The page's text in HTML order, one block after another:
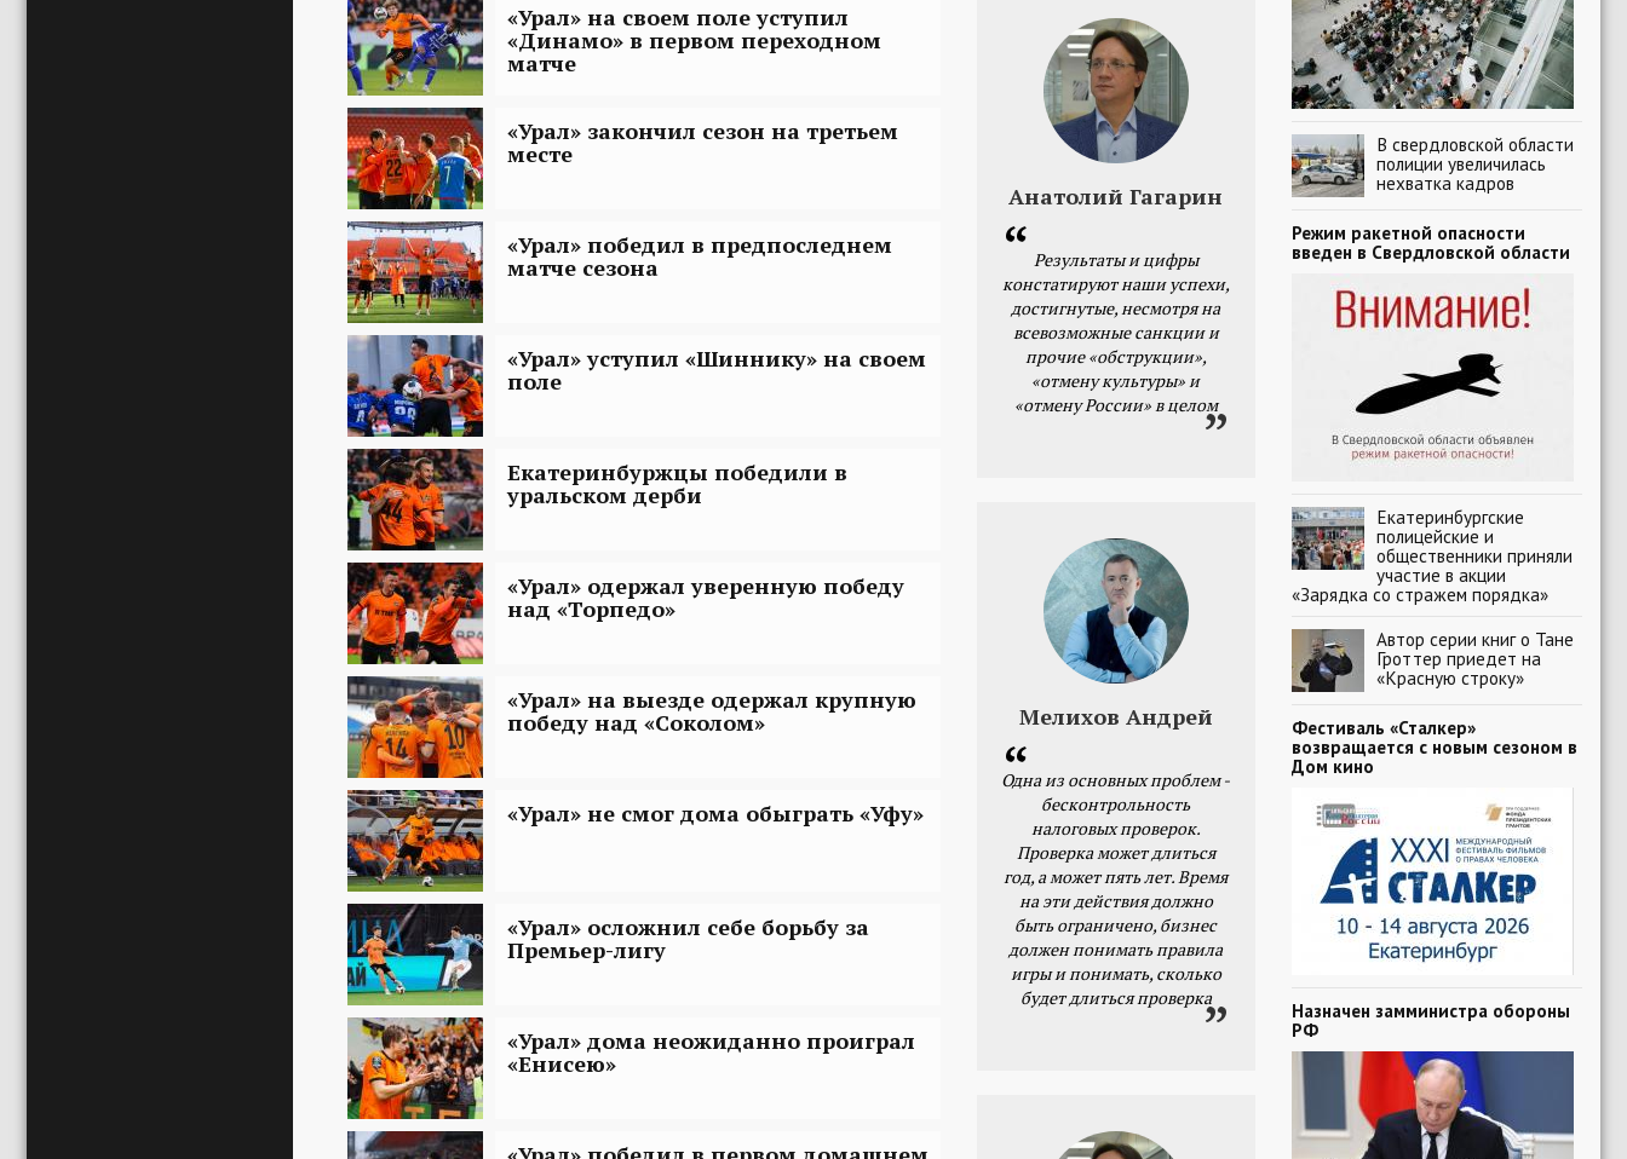
«Урал» на своем поле уступил
«Динамо» в первом переходном
матче
«Урал» закончил сезон на третьем
месте
«Урал» победил в предпоследнем
матче сезона
«Урал» уступил «Шиннику» на своем
поле
Екатеринбуржцы победили в
уральском дерби
«Урал» одержал уверенную победу
над «Торпедо»
«Урал» на выезде одержал крупную
победу над «Соколом»
«Урал» не смог дома обыграть «Уфу»
«Урал» осложнил себе борьбу за
Премьер-лигу
«Урал» дома неожиданно проиграл
«Енисею»
Анатолий Гагарин
Результаты и цифры
констатируют наши успехи,
достигнутые, несмотря на
всевозможные санкции и
прочие «обструкции»,
«отмену культуры» и
«отмену России» в целом
Мелихов Андрей
Одна из основных проблем -
бесконтрольность
налоговых проверок.
Проверка может длиться
год, а может пять лет. Время
на эти действия должно
быть ограничено, бизнес
должен понимать правила
игры и понимать, сколько
будет длиться проверка
В свердловской области
полиции увеличилась
нехватка кадров
Режим ракетной опасности
введен в Свердловской области
Екатеринбургские
полицейские и
общественники приняли
участие в акции
«Зарядка со стражем порядка»
Автор серии книг о Тане
Гроттер приедет на
«Красную строку»
Фестиваль «Сталкер»
возвращается с новым сезоном в
Дом кино
Назначен замминистра обороны
РФ